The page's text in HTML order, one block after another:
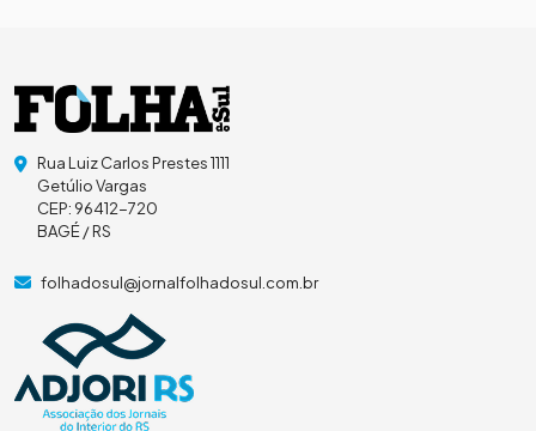
Rua Luiz Carlos Prestes 1111
Getúlio Vargas
CEP: 96412-720
BAGÉ / RS
folhadosul@jornalfolhadosul.com.br